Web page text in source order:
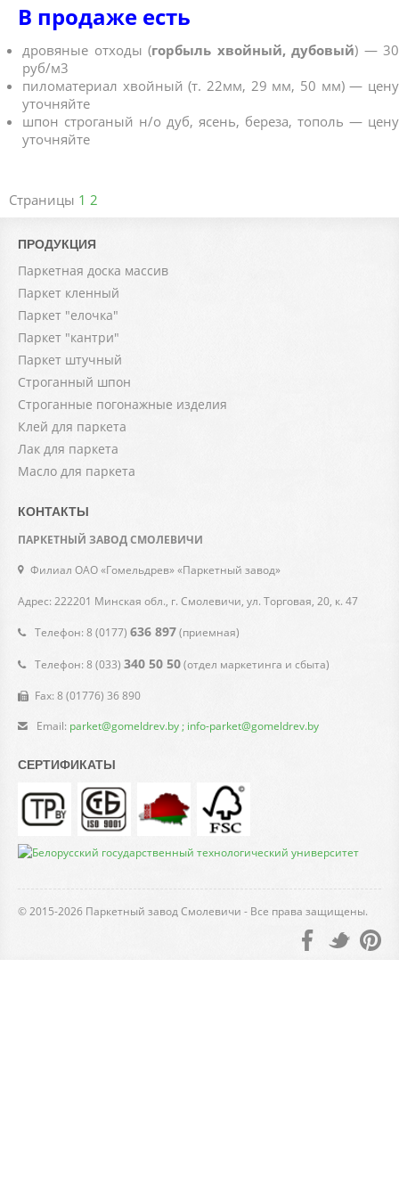
В продаже есть
дровяные отходы (горбыль хвойный, дубовый) — 30
руб/м3
пиломатериал хвойный (т. 22мм, 29 мм, 50 мм) — цену
уточняйте
шпон строганый н/о дуб, ясень, береза, тополь — цену
уточняйте
Страницы 1 2
ПРОДУКЦИЯ
Паркетная доска массив
Паркет кленный
Паркет "елочка"
Паркет "кантри"
Паркет штучный
Строганный шпон
Строганные погонажные изделия
Клей для паркета
Лак для паркета
Масло для паркета
КОНТАКТЫ
ПАРКЕТНЫЙ ЗАВОД СМОЛЕВИЧИ
Филиал ОАО «Гомельдрев» «Паркетный завод»
Адрес: 222201 Минская обл., г. Смолевичи, ул. Торговая, 20, к. 47
Телефон: 8 (0177) 636 897(приемная)
Телефон: 8 (033) 340 50 50(отдел маркетинга и сбыта)
Fax: 8 (01776) 36 890
Email: parket@gomeldrev.by ; info-parket@gomeldrev.by
СЕРТИФИКАТЫ
© 2015-2026 Паркетный завод Смолевичи - Все права защищены.